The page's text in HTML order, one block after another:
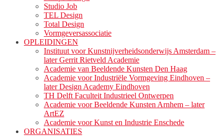
Studio Job
TEL Design
Total Design
Vormgeversassociatie
OPLEIDINGEN
Instituut voor Kunstnijverheidsonderwijs Amsterdam –
later Gerrit Rietveld Academie
Academie van Beeldende Kunsten Den Haag
Academie voor Industriële Vormgeving Eindhoven –
later Design Academy Eindhoven
TH Delft Faculteit Industrieel Ontwerpen
Academie voor Beeldende Kunsten Arnhem – later
ArtEZ
Academie voor Kunst en Industrie Enschede
ORGANISATIES